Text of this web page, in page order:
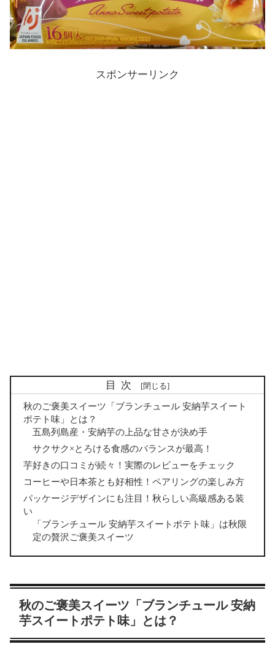
スポンサーリンク
目次
秋のご褒美スイーツ「ブランチュール 安納芋スイート
ポテト味」とは？
五島列島産・安納芋の上品な甘さが決め手
サクサク×とろける食感のバランスが最高！
芋好きの口コミが続々！実際のレビューをチェック
コーヒーや日本茶とも好相性！ペアリングの楽しみ方
パッケージデザインにも注目！秋らしい高級感ある装
い
「ブランチュール 安納芋スイートポテト味」は秋限
定の贅沢ご褒美スイーツ
秋のご褒美スイーツ「ブランチュール 安納
芋スイートポテト味」とは？